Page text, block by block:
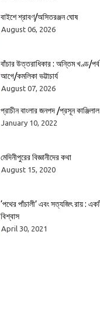
বাইশে শ্রাবণ/অসিতরঞ্জন ঘোষ
August 06, 2026
বাঁচার উত্তরাধিকার : অন্তিম খণ্ড/
আগে/কমলিকা ভট্টাচার্য
August 07, 2026
প্রাচীন বাংলার জনপদ /প্রসূন কাঞ্জিলাল
January 10, 2022
মেদিনীপুরের বিজ্ঞানীদের কথা
August 15, 2020
‘পথের পাঁচালী’ এবং সত্যজিৎ রায় :
বিশ্বাস
April 30, 2021